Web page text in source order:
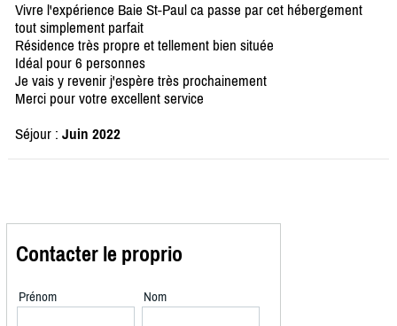
Vivre l'expérience Baie St-Paul ca passe par cet hébergement
tout simplement parfait
Résidence très propre et tellement bien située
Idéal pour 6 personnes
Je vais y revenir j'espère très prochainement
Merci pour votre excellent service
Séjour : Juin 2022
Contacter le proprio
Prénom Nom